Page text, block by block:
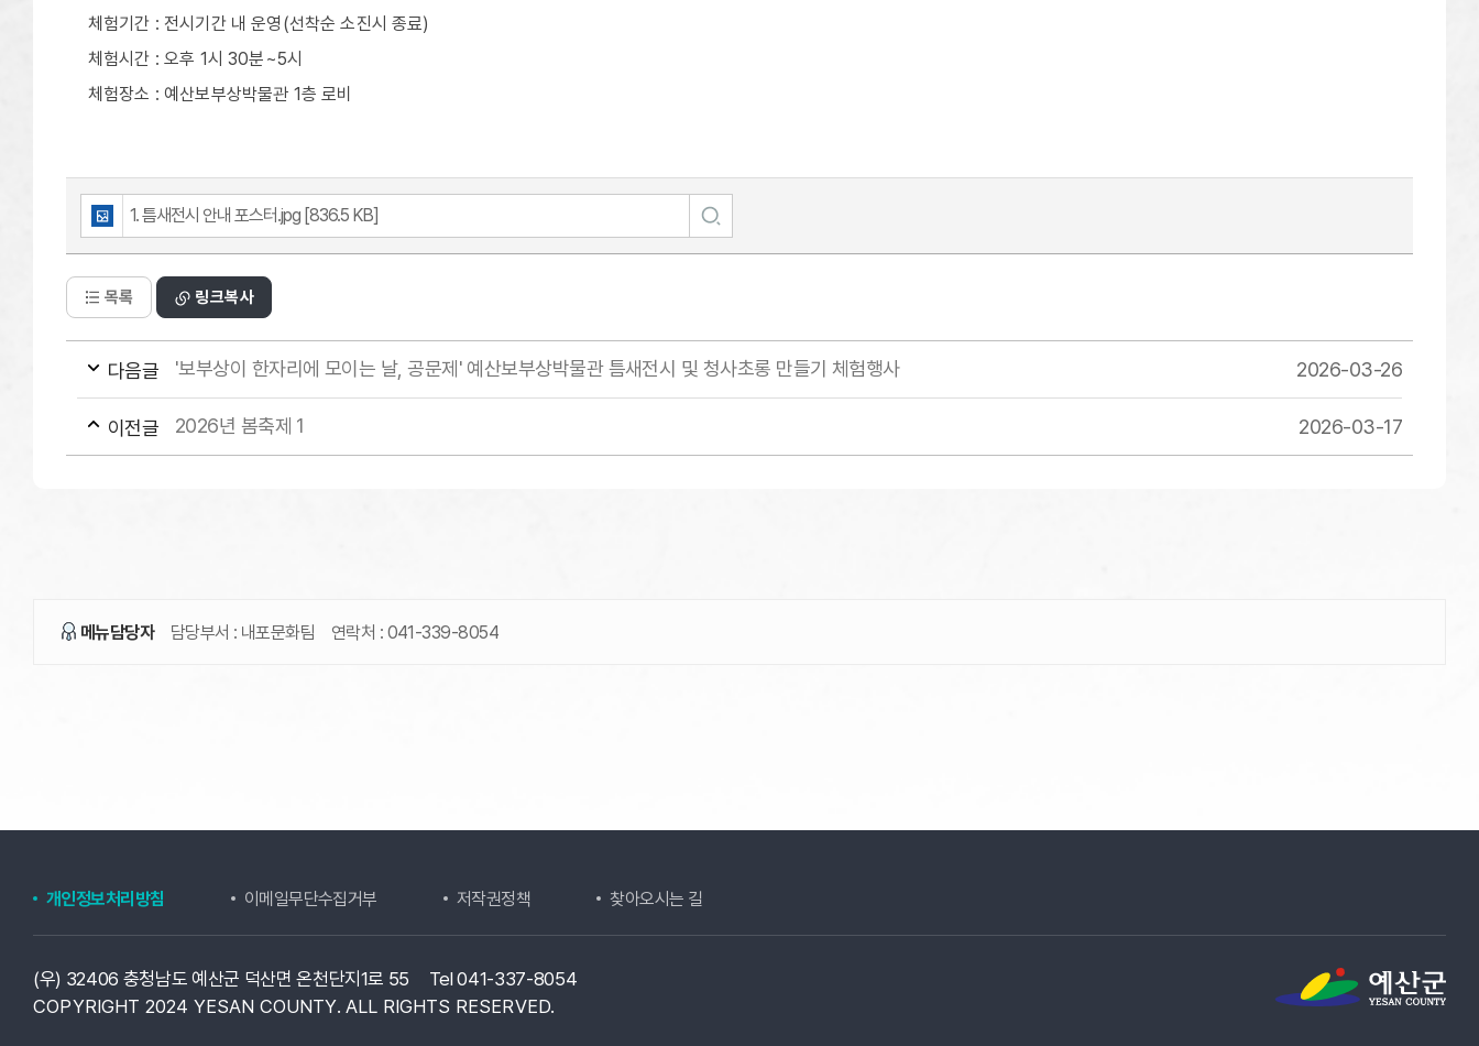
체험기간 : 전시기간 내 운영(선착순 소진시 종료)
체험시간 : 오후 1시 30분~5시
체험장소 : 예산보부상박물관 1층 로비
1. 틈새전시 안내 포스터.jpg [836.5 KB]
목록 링크복사
다음글 '보부상이 한자리에 모이는 날, 공문제' 예산보부상박물관 틈새전시 및 청사초롱 만들기 체험행사 2026-03-26
이전글 2026년 봄축제 1 2026-03-17
메뉴담당자 담당부서 : 내포문화팀 연락처 : 041-339-8054
개인정보처리방침 이메일무단수집거부 저작권정책 찾아오시는 길
(우) 32406 충청남도 예산군 덕산면 온천단지1로 55
Tel 041-337-8054
COPYRIGHT 2024 YESAN COUNTY. ALL RIGHTS RESERVED.